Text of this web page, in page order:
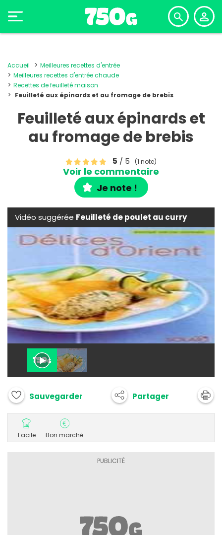
Accueil
Meilleures recettes d'entrée
Meilleures recettes d'entrée chaude
Recettes de feuilleté maison
Feuilleté aux épinards et au fromage de brebis
Feuilleté aux épinards et
au fromage de brebis
5 / 5 (1 note)
Voir le commentaire
Je note !
Vidéo suggérée Feuilleté de poulet au curry
Sauvegarder Partager
Facile Bon marché